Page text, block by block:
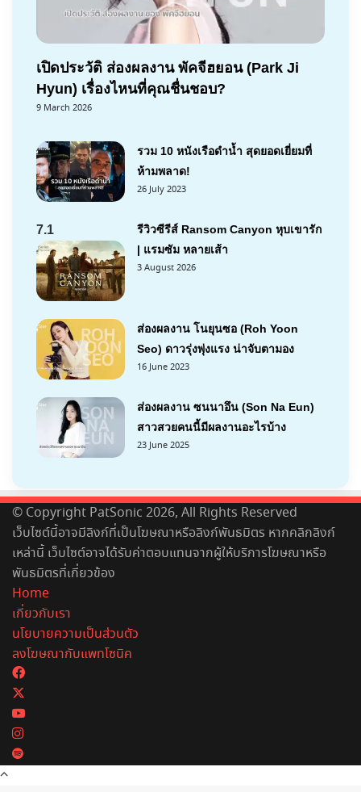
เปิดประวัติ ส่องผลงาน พัคจีฮยอน (Park Ji
Hyun) เรื่องไหนที่คุณชื่นชอบ?
9 March 2026
รวม 10 หนังเรือดำน้ำ สุดยอดเยี่ยมที่
ห้ามพลาด!
26 July 2023
7.1
รีวิวซีรีส์ Ransom Canyon หุบเขารัก
| แรมซัม หลายเส้า
3 August 2026
ส่องผลงาน โนยุนซอ (Roh Yoon
Seo) ดาวรุ่งพุ่งแรง น่าจับตามอง
16 June 2023
ส่องผลงาน ซนนาอึน (Son Na Eun)
สาวสวยคนนี้มีผลงานอะไรบ้าง
23 June 2025
© Copyright PatSonic 2026, All Rights Reserved
เว็บไซต์นี้อาจมีลิงก์ที่เป็นโฆษณาหรือลิงก์พันธมิตร หากคลิกลิงก์
เหล่านี้ เว็บไซต์อาจได้รับค่าตอบแทนจากผู้ให้บริการโฆษณาหรือ
พันธมิตรที่เกี่ยวข้อง
Home
เกี่ยวกับเรา
นโยบายความเป็นส่วนตัว
ลงโฆษณากับแพทโซนิค